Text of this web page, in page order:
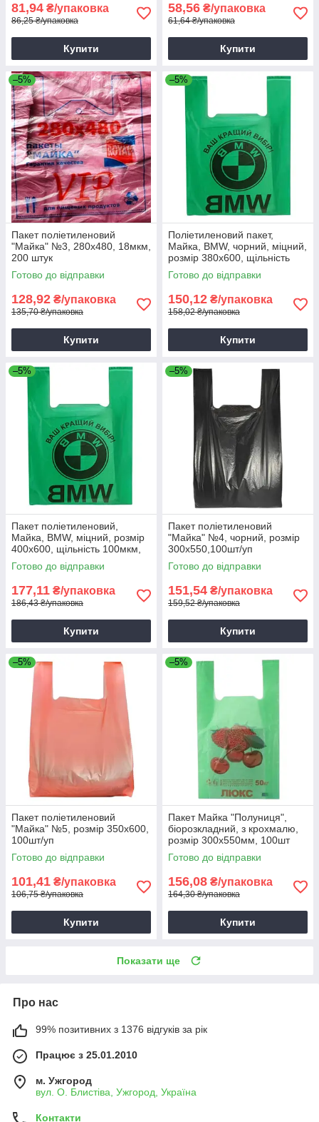
81,94 ₴/упаковка
86,25 ₴/упаковка
Купити
58,56 ₴/упаковка
61,64 ₴/упаковка
Купити
–5%
Пакет поліетиленовий
"Майка" №3, 280х480, 18мкм,
200 штук
Готово до відправки
128,92 ₴/упаковка
135,70 ₴/упаковка
Купити
–5%
Поліетиленовий пакет,
Майка, BMW, чорний, міцний,
розмір 380х600, щільність
85мкм, 50шт
Готово до відправки
150,12 ₴/упаковка
158,02 ₴/упаковка
Купити
–5%
Пакет поліетиленовий,
Майка, BMW, міцний, розмір
400х600, щільність 100мкм,
50шт
Готово до відправки
177,11 ₴/упаковка
186,43 ₴/упаковка
Купити
–5%
Пакет поліетиленовий
"Майка" №4, чорний, розмір
300х550,100шт/уп
Готово до відправки
151,54 ₴/упаковка
159,52 ₴/упаковка
Купити
–5%
Пакет поліетиленовий
"Майка" №5, розмір 350х600,
100шт/уп
Готово до відправки
101,41 ₴/упаковка
106,75 ₴/упаковка
Купити
–5%
Пакет Майка "Полуниця",
біорозкладний, з крохмалю,
розмір 300х550мм, 100шт
Готово до відправки
156,08 ₴/упаковка
164,30 ₴/упаковка
Купити
Показати ще
Про нас
99% позитивних з 1376 відгуків за рік
Працює з 25.01.2010
м. Ужгород
вул. О. Блистіва, Ужгород, Україна
Контакти